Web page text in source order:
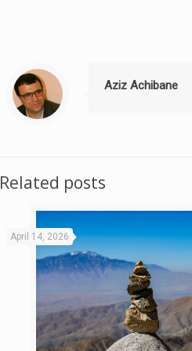
Aziz Achibane
Related posts
April 14, 2026